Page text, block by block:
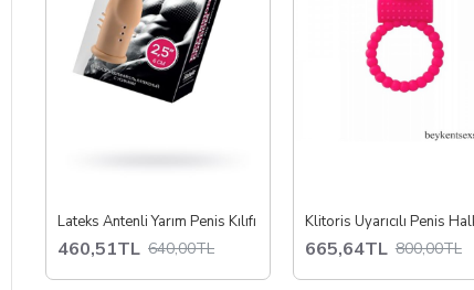
Lateks Antenli Yarım Penis Kılıfı
460,51TL 640,00TL
Klitoris Uyarıcılı Penis
665,64TL 800,00TL